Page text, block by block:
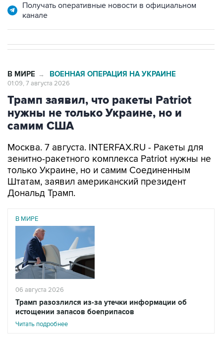
Получать оперативные новости в официальном
канале
В МИРЕ → ВОЕННАЯ ОПЕРАЦИЯ НА УКРАИНЕ
01:09, 7 августа 2026
Трамп заявил, что ракеты Patriot
нужны не только Украине, но и
самим США
Москва. 7 августа. INTERFAX.RU - Ракеты для
зенитно-ракетного комплекса Patriot нужны не
только Украине, но и самим Соединенным
Штатам, заявил американский президент
Дональд Трамп.
В МИРЕ
06 августа 2026
Трамп разозлился из-за утечки информации об
истощении запасов боеприпасов
Читать подробнее